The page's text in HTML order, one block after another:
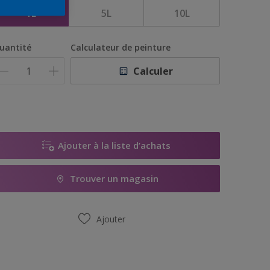
1L 5L 10L
Calculateur de peinture
Calculer
Ajouter à la liste d’achats
Trouver un magasin
Ajouter